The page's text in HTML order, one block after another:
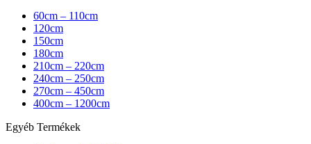
60cm – 110cm
120cm
150cm
180cm
210cm – 220cm
240cm – 250cm
270cm – 450cm
400cm – 1200cm
Egyéb Termékek